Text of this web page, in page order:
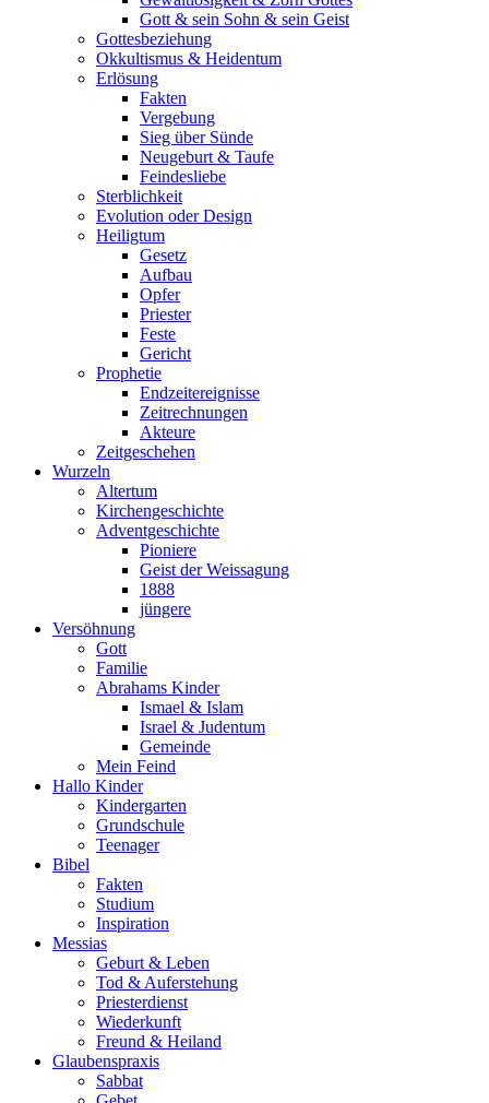
Gott & sein Sohn & sein Geist
Gottesbeziehung
Okkultismus & Heidentum
Erlösung
Fakten
Vergebung
Sieg über Sünde
Neugeburt & Taufe
Feindesliebe
Sterblichkeit
Evolution oder Design
Heiligtum
Gesetz
Aufbau
Opfer
Priester
Feste
Gericht
Prophetie
Endzeitereignisse
Zeitrechnungen
Akteure
Zeitgeschehen
Wurzeln
Altertum
Kirchengeschichte
Adventgeschichte
Pioniere
Geist der Weissagung
1888
jüngere
Versöhnung
Gott
Familie
Abrahams Kinder
Ismael & Islam
Israel & Judentum
Gemeinde
Mein Feind
Hallo Kinder
Kindergarten
Grundschule
Teenager
Bibel
Fakten
Studium
Inspiration
Messias
Geburt & Leben
Tod & Auferstehung
Priesterdienst
Wiederkunft
Freund & Heiland
Glaubenspraxis
Sabbat